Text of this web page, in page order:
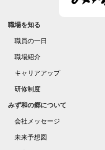
職場を知る
職員の一日
職場紹介
キャリアアップ
研修制度
みず和の郷について
会社メッセージ
未来予想図